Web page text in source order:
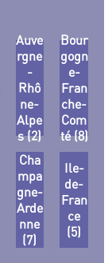
Auve
rgne
-
Rhô
ne-
Alpe
s (2)
Bour
gogn
e-
Fran
che-
Com
té (8)
Cha
mpa
gne-
Arde
nne
(7)
Ile-
de-
Fran
ce
(5)